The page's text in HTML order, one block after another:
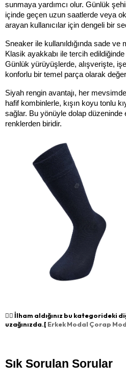
sunmaya yardımcı olur. Günlük
içinde geçen uzun saatlerde veya
arayan kullanıcılar için dengeli bir
Sneaker ile kullanıldığında sade
Klasik ayakkabı ile tercih
Günlük yürüyüşlerde, alışverişte,
konforlu bir temel parça olarak
Siyah rengin avantajı, her
hafif kombinlerle, kışın koyu tonlu
sağlar. Bu yönüyle dolap düzeninde
renklerden biridir.
👉🏻 İlham aldığınız bu kategorideki
uzağınızda.[ Erkek Modal Çorap
Sık Sorulan Sorular